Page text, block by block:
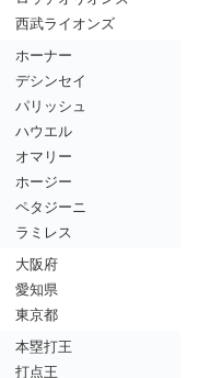
西武ライオンズ
ホーナー
デシンセイ
パリッシュ
ハウエル
オマリー
ホージー
ペタジーニ
ラミレス
大阪府
愛知県
東京都
本塁打王
打点王